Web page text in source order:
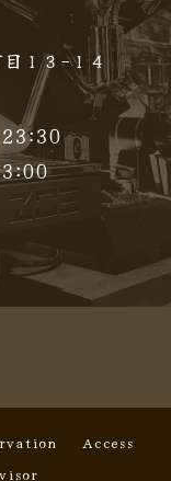
１３−１４
Access